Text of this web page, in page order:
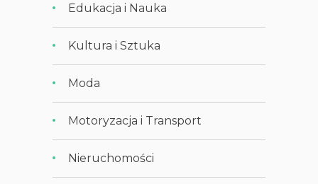
Edukacja i Nauka
Kultura i Sztuka
Moda
Motoryzacja i Transport
Nieruchomości